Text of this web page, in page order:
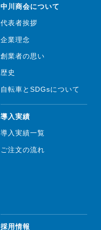
中川商会について
代表者挨拶
企業理念
創業者の思い
歴史
自転車とSDGsについて
導入実績
導入実績一覧
ご注文の流れ
採用情報